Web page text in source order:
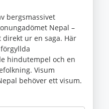
bergsmassivet
Nepal –
ur en saga. Här
hindutempel och en
Visum
behöver ett visum.